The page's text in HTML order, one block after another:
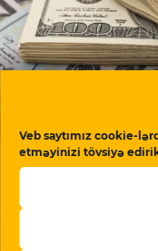
Veb saytımız cookie-
etməyinizi tövsiyə
Əhali dollardan